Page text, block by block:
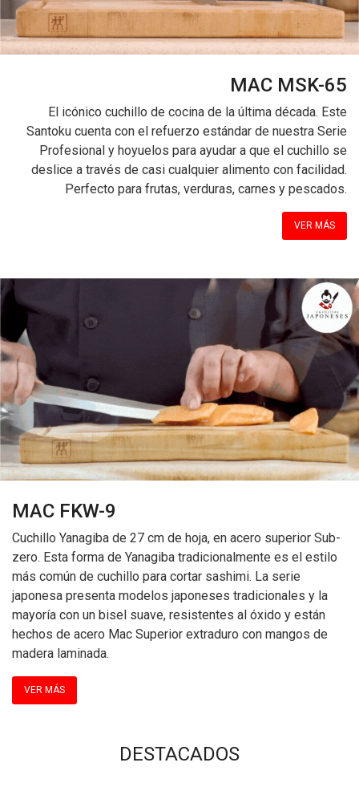
MAC MSK-65
El icónico cuchillo de cocina de la última década. Este
Santoku cuenta con el refuerzo estándar de nuestra Serie
Profesional y hoyuelos para ayudar a que el cuchillo se
deslice a través de casi cualquier alimento con facilidad.
Perfecto para frutas, verduras, carnes y pescados.
VER MÁS
MAC FKW-9
Cuchillo Yanagiba de 27 cm de hoja, en acero superior Sub-
zero. Esta forma de Yanagiba tradicionalmente es el estilo
más común de cuchillo para cortar sashimi. La serie
japonesa presenta modelos japoneses tradicionales y la
mayoría con un bisel suave, resistentes al óxido y están
hechos de acero Mac Superior extraduro con mangos de
madera laminada.
VER MÁS
DESTACADOS